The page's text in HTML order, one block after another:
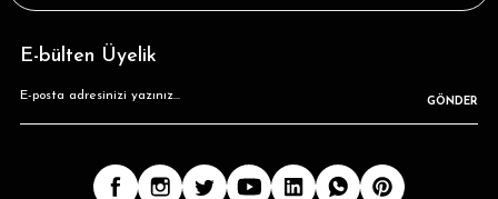
E-bülten Üyelik
GÖNDER